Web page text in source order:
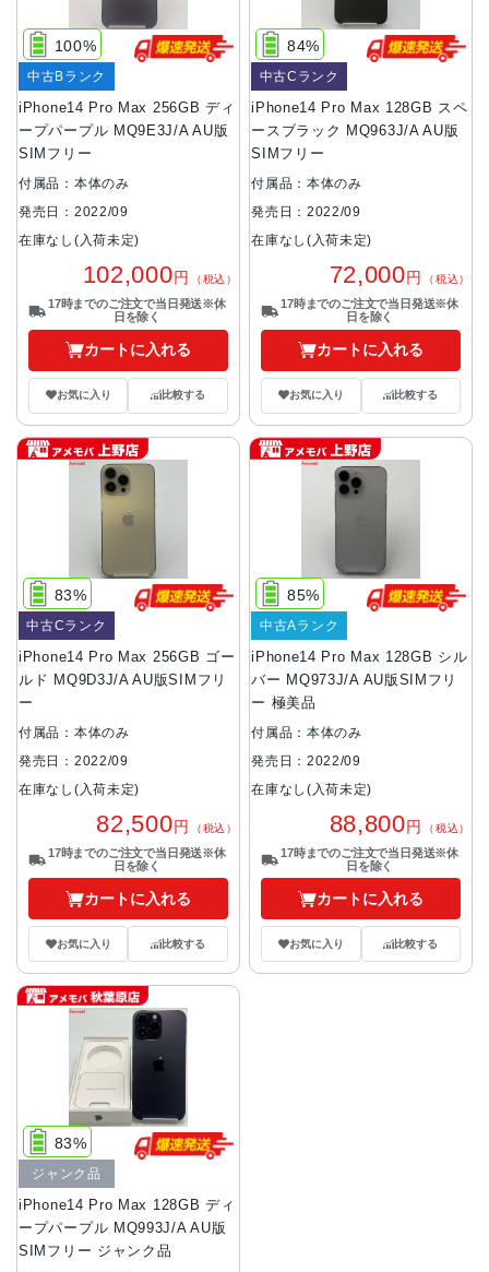
iPhone14 Pro Max 256GB ディ
ープパープル MQ9E3J/A AU版
SIMフリー
100%
中古Bランク
付属品：本体のみ
発売日：2022/09
在庫なし(入荷未定)
102,000円 （税込）
17時までのご注文で当日発送※休
日を除く
カートに入れる
お気に入り 比較する
iPhone14 Pro Max 128GB スペ
ースブラック MQ963J/A AU版
SIMフリー
84%
中古Cランク
付属品：本体のみ
発売日：2022/09
在庫なし(入荷未定)
72,000円 （税込）
17時までのご注文で当日発送※休
日を除く
カートに入れる
お気に入り 比較する
iPhone14 Pro Max 256GB ゴー
ルド MQ9D3J/A AU版SIMフリ
ー
83%
中古Cランク
付属品：本体のみ
発売日：2022/09
在庫なし(入荷未定)
82,500円 （税込）
17時までのご注文で当日発送※休
日を除く
カートに入れる
お気に入り 比較する
iPhone14 Pro Max 128GB シル
バー MQ973J/A AU版SIMフリ
ー 極美品
85%
中古Aランク
付属品：本体のみ
発売日：2022/09
在庫なし(入荷未定)
88,800円 （税込）
17時までのご注文で当日発送※休
日を除く
カートに入れる
お気に入り 比較する
iPhone14 Pro Max 128GB ディ
ープパープル MQ993J/A AU版
SIMフリー ジャンク品
83%
ジャンク品